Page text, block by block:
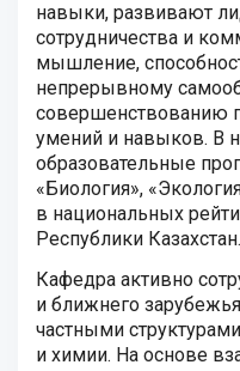
навыки, развивают
сотрудничества и
мышление,
непрерывному
совершенствованию
умений и навыков. В
образовательные
«Биология»,
в национальных
Республики Казахстан.
Кафедра активно
и ближнего
частными
и химии. На основе